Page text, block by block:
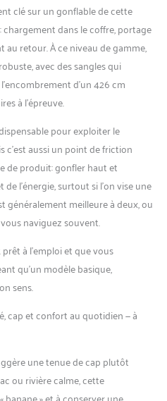
clé sur un gonflable de cette
dans le coffre, portage
au retour. À ce niveau de gamme,
avec des sangles qui
d’un 426 cm
à l’épreuve.
pour exploiter le
aussi un point de friction
de produit: gonfler haut et
l’énergie, surtout si l’on vise une
généralement meilleure à deux, ou
naviguez souvent.
à l’emploi et que vous
qu’un modèle basique,
sens.
cap et confort au quotidien — à
une tenue de cap plutôt
ou rivière calme, cette